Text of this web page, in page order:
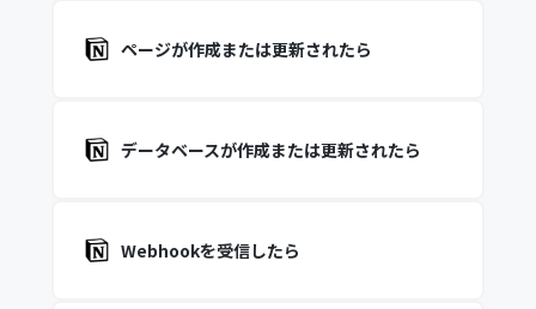
ページが作成または更新されたら
データベースが作成または更新されたら
Webhookを受信したら